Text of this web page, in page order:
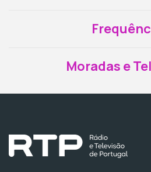
Moradas e